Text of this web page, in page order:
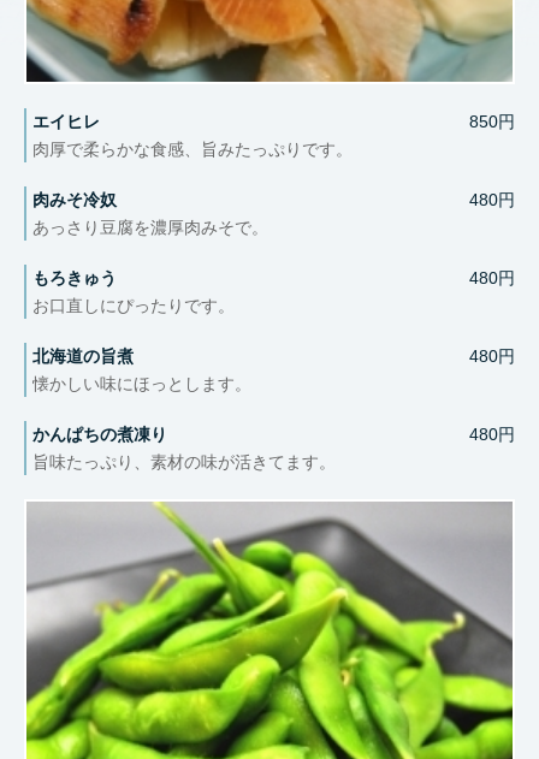
エイヒレ
850円
肉厚で柔らかな食感、旨みたっぷりです。
肉みそ冷奴
480円
あっさり豆腐を濃厚肉みそで。
もろきゅう
480円
お口直しにぴったりです。
北海道の旨煮
480円
懐かしい味にほっとします。
かんぱちの煮凍り
480円
旨味たっぷり、素材の味が活きてます。